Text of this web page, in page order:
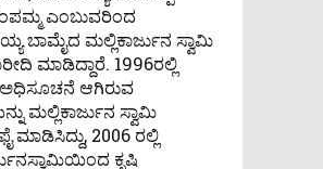
ಎಂಬುವರಿಂದ
ಬಾಮೈದ ಮಲ್ಲಿಕಾರ್ಜುನ ಸ್ವಾಮಿ
ಮಾಡಿದ್ದಾರೆ. 1996ರಲ್ಲಿ
ಆಗಿರುವ
ಮಲ್ಲಿಕಾರ್ಜುನ ಸ್ವಾಮಿ
2006 ರಲ್ಲಿ
ಕೃಷಿ